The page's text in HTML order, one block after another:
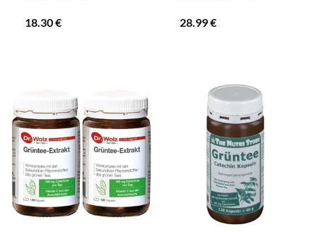
18.30€ 28.99€